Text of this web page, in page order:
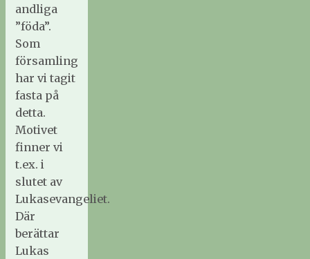
andliga
”föda”.
Som
församling
har vi tagit
fasta på
detta.
Motivet
finner vi
t.ex. i
slutet av
Lukasevangeliet.
Där
berättar
Lukas